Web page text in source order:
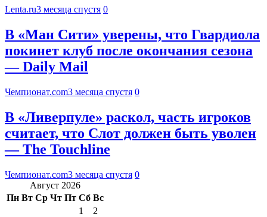
Lenta.ru3 месяца спустя 0
В «Ман Сити» уверены, что Гвардиола
покинет клуб после окончания сезона
— Daily Mail
Чемпионат.com3 месяца спустя 0
В «Ливерпуле» раскол, часть игроков
считает, что Слот должен быть уволен
— The Touchline
Чемпионат.com3 месяца спустя 0
Август 2026
Пн Вт Ср Чт Пт Сб Вс
1
2